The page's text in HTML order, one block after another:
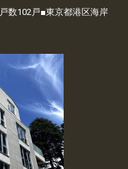
数102戸■東京都港区海岸